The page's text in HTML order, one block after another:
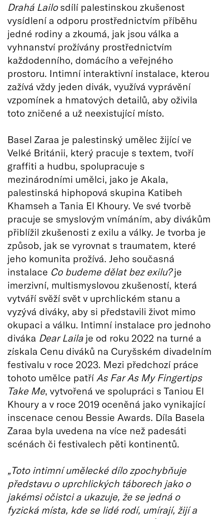
Drahá Lailosdílí palestinskou zkušenost
vysídlení a odporu prostřednictvím příběhu
jedné rodiny a zkoumá, jak jsou válka a
vyhnanství prožívány prostřednictvím
každodenního, domácího a veřejného
prostoru. Intimní interaktivní instalace, kterou
zažívá vždy jeden divák, využívá vyprávění
vzpomínek a hmatových detailů, aby oživila
toto zničené a už neexistující místo.
Basel Zaraa je palestinský umělec žijící ve
Velké Británii, který pracuje s textem, tvoří
graffiti a hudbu, spolupracuje s
mezinárodními umělci, jako je Akala,
palestinská hiphopová skupina Katibeh
Khamseh a Tania El Khoury. Ve své tvorbě
pracuje se smyslovým vnímáním, aby divákům
přiblížil zkušenosti z exilu a války. Je tvorba je
způsob, jak se vyrovnat s traumatem, které
jeho komunita prožívá. Jeho současná
instalace Co budeme dělat bez exilu?je
imerzivní, multismyslovou zkušeností, která
vytváří svěží svět v uprchlickém stanu a
vyzývá diváky, aby si představili život mimo
okupaci a válku. Intimní instalace pro jednoho
diváka Dear Laila je od roku 2022 na turné a
získala Cenu diváků na Curyšském divadelním
festivalu v roce 2023. Mezi předchozí práce
tohoto umělce patří As Far As My Fingertips
Take Me, vytvořená ve spolupráci s Taniou El
Khoury a v roce 2019 oceněná jako vynikající
inscenace cenou Bessie Awards. Díla Basela
Zaraa byla uvedena na více než padesáti
scénách či festivalech pěti kontinentů.
„Toto intimní umělecké dílo zpochybňuje
představu o uprchlických táborech jako o
jakémsi očistci a ukazuje, že se jedná o
fyzická místa, kde se lidé rodí, umírají, žijí a